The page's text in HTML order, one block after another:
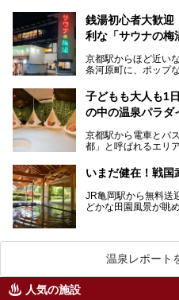
銭湯初心者大歓迎
利な「サウナの梅
京都駅からほど近い
条河原町に、ポップ
子どもも大人も1
の中の温泉パラダ
京都駅から電車とバ
都」と呼ばれるエリ
いまだ健在！戦国
JR亀岡駅から無料送
どかな田園風景が眺
温泉レポート
人気の施設